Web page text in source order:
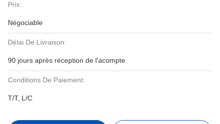
Prix:
Négociable
Délai De Livraison:
90 jours après réception de l'acompte
Conditions De Paiement:
T/T, L/C